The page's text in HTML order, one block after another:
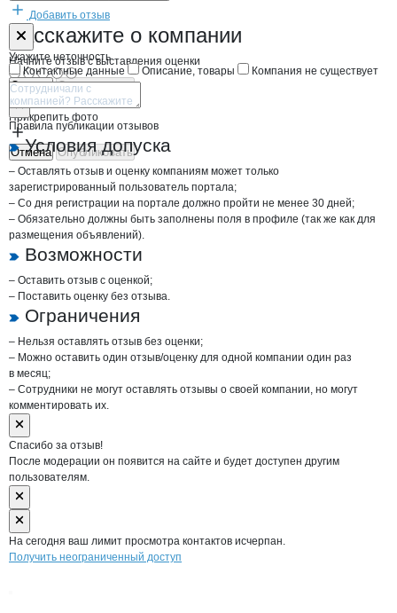
Добавить отзыв
Расскажите о компании
Начните отзыв с выставления оценки
Прикрепить фото
Отмена Опубликовать
Форма обратной связи о неточностях
Укажите неточность
Контактные данные
Описание, товары Компания не существует
Отмена Опубликовать
Правила публикации отзывов
Условия допуска
– Оставлять отзыв и оценку компаниям может только
зарегистрированный пользователь портала;
– Со дня регистрации на портале должно пройти не менее 30 дней;
– Обязательно должны быть заполнены поля в профиле (так же как для
размещения объявлений).
Возможности
– Оставить отзыв с оценкой;
– Поставить оценку без отзыва.
Ограничения
– Нельзя оставлять отзыв без оценки;
– Можно оставить один отзыв/оценку для одной компании один раз
в месяц;
– Сотрудники не могут оставлять отзывы о своей компании, но могут
комментировать их.
Спасибо за отзыв!
После модерации он появится на сайте и будет доступен другим
пользователям.
На сегодня ваш лимит просмотра контактов исчерпан.
Получить неограниченный доступ